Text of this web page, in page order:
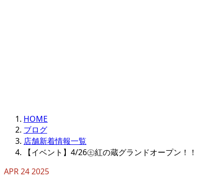
HOME
ブログ
店舗新着情報一覧
【イベント】4/26㊏紅の蔵グランドオープン！！
APR242025